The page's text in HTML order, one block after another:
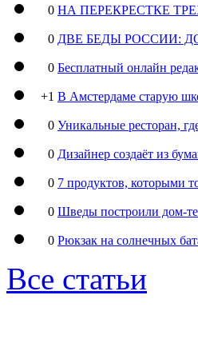
0 НА ПЕРЕКРЕСТКЕ
0 ДВЕ БЕДЫ РОССИИ:
0 Бесплатный онлайн
+1 В Амстердаме старую
0 Уникальные ресторан,
0 Дизайнер создаёт из
0 7 продуктов, которыми
0 Шведы построили дом-
0 Рюкзак на солнечных
Все статьи